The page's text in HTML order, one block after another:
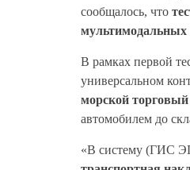
сообщалось, что
В рамках первой
универсальном
морской
автомобилем до
«В систему (ГИС